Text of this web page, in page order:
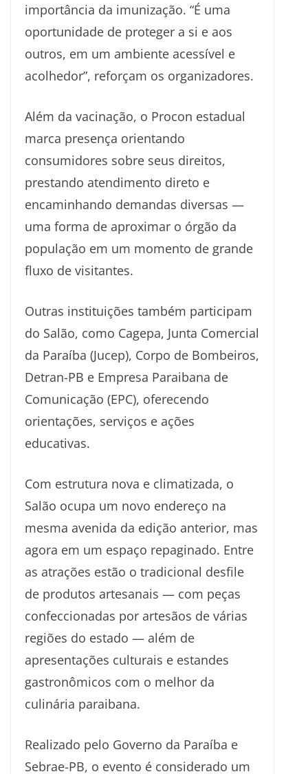
importância da imunização. “É uma
oportunidade de proteger a si e aos
outros, em um ambiente acessível e
acolhedor”, reforçam os organizadores.
Além da vacinação, o Procon estadual
marca presença orientando
consumidores sobre seus direitos,
prestando atendimento direto e
encaminhando demandas diversas —
uma forma de aproximar o órgão da
população em um momento de grande
fluxo de visitantes.
Outras instituições também participam
do Salão, como Cagepa, Junta Comercial
da Paraíba (Jucep), Corpo de Bombeiros,
Detran-PB e Empresa Paraibana de
Comunicação (EPC), oferecendo
orientações, serviços e ações
educativas.
Com estrutura nova e climatizada, o
Salão ocupa um novo endereço na
mesma avenida da edição anterior, mas
agora em um espaço repaginado. Entre
as atrações estão o tradicional desfile
de produtos artesanais — com peças
confeccionadas por artesãos de várias
regiões do estado — além de
apresentações culturais e estandes
gastronômicos com o melhor da
culinária paraibana.
Realizado pelo Governo da Paraíba e
Sebrae-PB, o evento é considerado um